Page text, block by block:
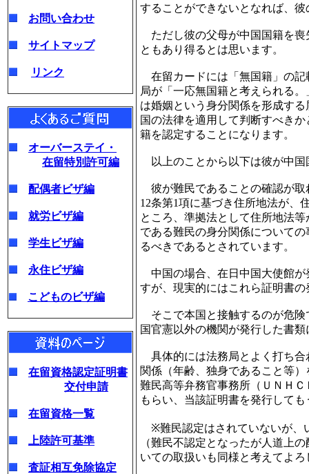
お問い合わせ
サイトマップ
リンク
オーバーステイ・
在留特別許可編
配偶者ビザ編
就労ビザ編
学生ビザ編
永住ビザ編
こどものビザ編
在留資格認定証明書
交付申請
在留資格一覧
上陸許可基準
査証相互免除協定
することができないとなれば、
ただし彼の父母が中国国籍を喪
ともあり得るとは思います。
在留カードには「無国籍」の記
局が「一応無国籍と考えられる
は婚姻という身分関係を形成す
国の法律を適用して判断すべき
籍を認定することになります。
以上のことから以下は彼が中国
彼が難民であることの確認が取
12条第1項に基づき住所地法が、
ところ、準拠法として住所地法
である難民の身分関係について
るべきであるとされています。
中国の場合、在日中国大使館が
すが、現実的にはこれら証明書
そこで本国と接触するのが危険
国官憲以外の機関が発行した書
具体的には法務局とよく打ち合
関係（年齢、独身であること等
難民高等弁務官事務所（ＵＮＨ
もらい、当該証明書を発行して
※難民認定はされていないが、
（難民不認定となったが人道上
いての取扱いも同様と考えてよ